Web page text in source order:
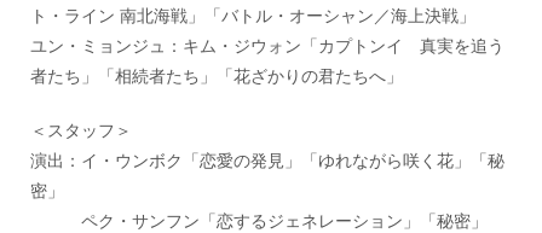
ト・ライン 南北海戦」「バトル・オーシャン／海上決戦」
ユン・ミョンジュ：キム・ジウォン「カプトンイ 真実を追う
者たち」「相続者たち」「花ざかりの君たちへ」
＜スタッフ＞
演出：イ・ウンボク「恋愛の発見」「ゆれながら咲く花」「秘
密」
ペク・サンフン「恋するジェネレーション」「秘密」